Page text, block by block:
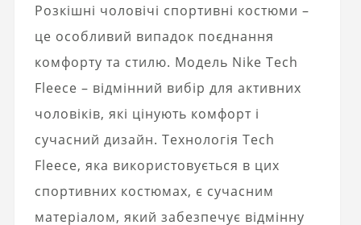
Розкішні чоловічі спортивні костюми –
це особливий випадок поєднання
комфорту та стилю. Модель Nike Tech
Fleece – відмінний вибір для активних
чоловіків, які цінують комфорт і
сучасний дизайн. Технологія Tech
Fleece, яка використовується в цих
спортивних костюмах, є сучасним
матеріалом, який забезпечує відмінну